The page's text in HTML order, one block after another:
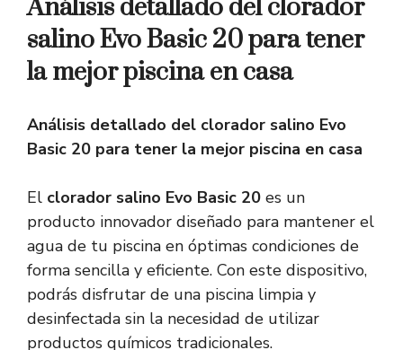
Análisis detallado del clorador
salino Evo Basic 20 para tener
la mejor piscina en casa
Análisis detallado del clorador salino Evo
Basic 20 para tener la mejor piscina en casa
El clorador salino Evo Basic 20 es un
producto innovador diseñado para mantener el
agua de tu piscina en óptimas condiciones de
forma sencilla y eficiente. Con este dispositivo,
podrás disfrutar de una piscina limpia y
desinfectada sin la necesidad de utilizar
productos químicos tradicionales.